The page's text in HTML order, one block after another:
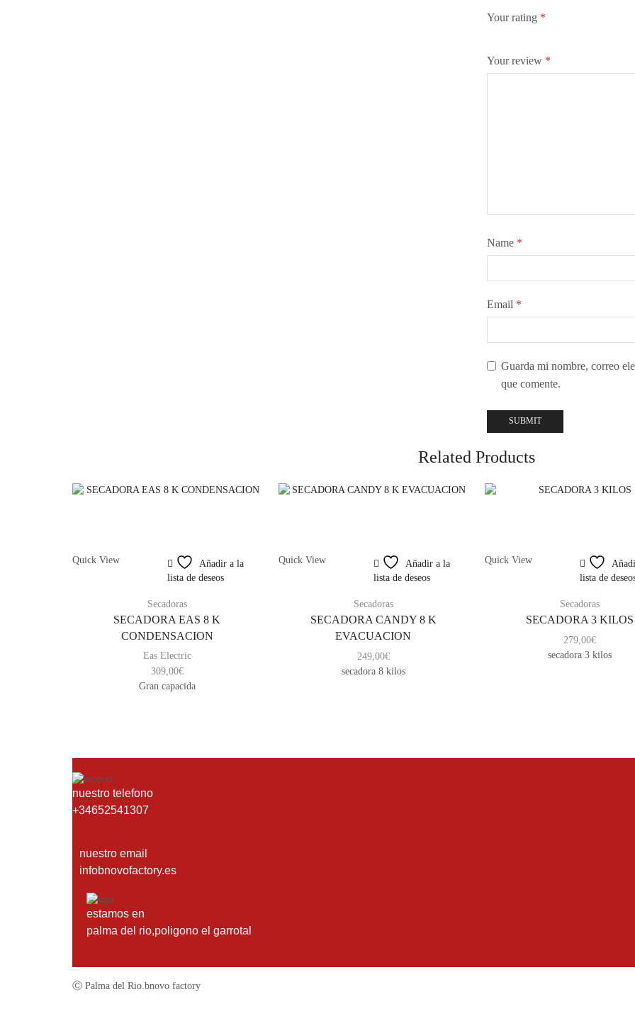
Your rating *
Your review *
Name *
Email *
Guarda mi nombre, correo
que comente.
Related Products
Quick View
Añadir a la
lista de deseos
Secadoras
SECADORA EAS 8 K
CONDENSACION
Eas Electric
309,00€
Gran capacida
Quick View
Añadir a la
lista de deseos
Secadoras
SECADORA CANDY 8 K
EVACUACION
249,00€
secadora 8 kilos
Quick View
lista de
Secadoras
SECADORA 3 KILOS
279,00€
secadora 3 kilos
nuestro telefono
+34652541307
nuestro email
infobnovofactory.es
estamos en
palma del rio,poligono el garrotal
Ⓒ Palma del Rio.bnovo factory